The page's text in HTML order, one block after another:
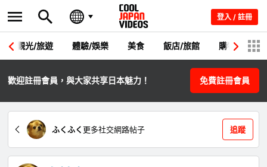
登入 / 註冊
觀光/旅遊 體驗/娛樂 美食 飯店/旅館 購物 節
歡迎註冊會員，與大家共享日本魅力！ 免費註冊會員
ふくふく更多社交網路帖子 追蹤